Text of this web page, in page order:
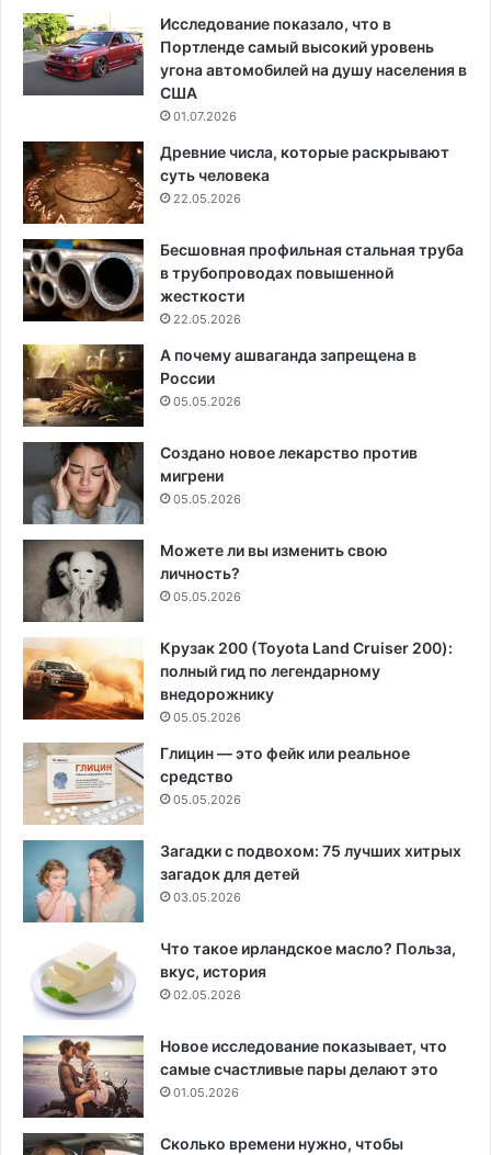
Исследование показало, что в
Портленде самый высокий уровень
угона автомобилей на душу населения в
США
01.07.2026
Древние числа, которые раскрывают
суть человека
22.05.2026
Бесшовная профильная стальная труба
в трубопроводах повышенной
жесткости
22.05.2026
А почему ашваганда запрещена в
России
05.05.2026
Создано новое лекарство против
мигрени
05.05.2026
Можете ли вы изменить свою
личность?
05.05.2026
Крузак 200 (Toyota Land Cruiser 200):
полный гид по легендарному
внедорожнику
05.05.2026
Глицин — это фейк или реальное
средство
05.05.2026
Загадки с подвохом: 75 лучших хитрых
загадок для детей
03.05.2026
Что такое ирландское масло? Польза,
вкус, история
02.05.2026
Новое исследование показывает, что
самые счастливые пары делают это
01.05.2026
Сколько времени нужно, чтобы